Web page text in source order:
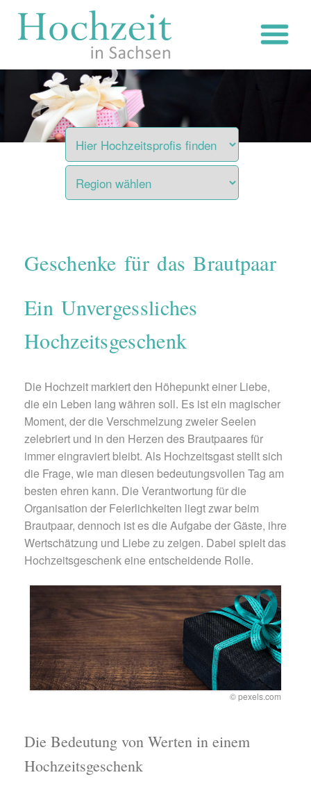
Inhalt
Geschenke für das Brautpaar
Ein Unvergessliches
Hochzeitsgeschenk
Die Hochzeit markiert den Höhepunkt einer Liebe,
die ein Leben lang währen soll. Es ist ein magischer
Moment, der die Verschmelzung zweier Seelen
zelebriert und in den Herzen des Brautpaares für
immer eingraviert bleibt. Als Hochzeitsgast stellt sich
die Frage, wie man diesen bedeutungsvollen Tag am
besten ehren kann. Die Verantwortung für die
Organisation der Feierlichkeiten liegt zwar beim
Brautpaar, dennoch ist es die Aufgabe der Gäste, ihre
Wertschätzung und Liebe zu zeigen. Dabei spielt das
Hochzeitsgeschenk eine entscheidende Rolle.
© pexels.com
Die Bedeutung von Werten in einem
Hochzeitsgeschenk